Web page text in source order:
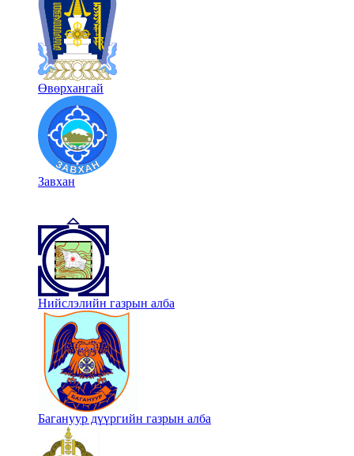
Өвөрхангай
Завхан
Нийслэлийн газрын алба
Багануур дүүргийн газрын алба